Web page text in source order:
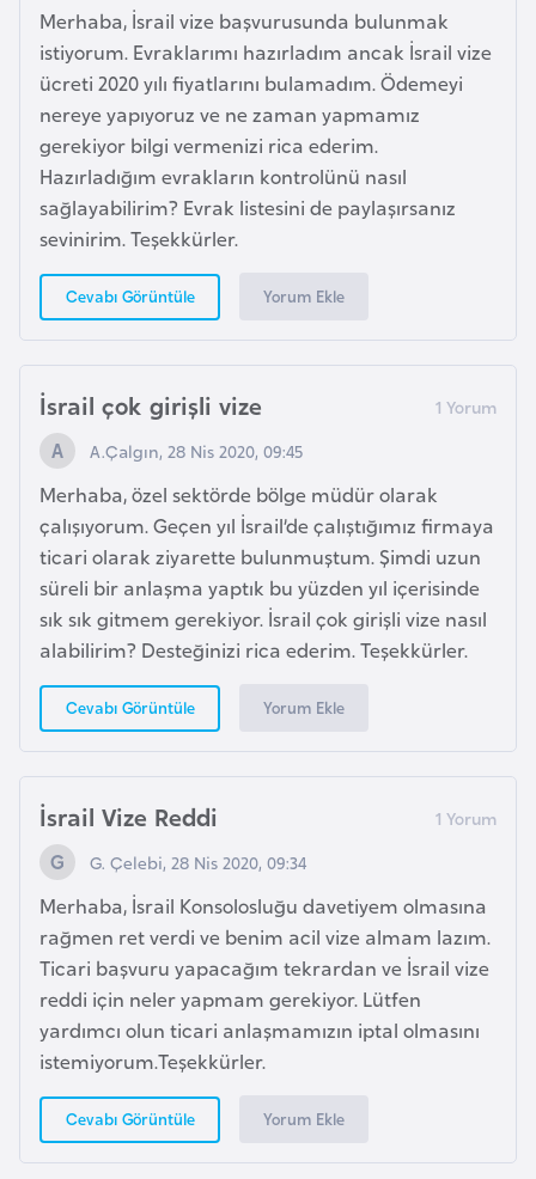
Merhaba, İsrail vize başvurusunda bulunmak
istiyorum. Evraklarımı hazırladım ancak İsrail vize
ücreti 2020 yılı fiyatlarını bulamadım. Ödemeyi
nereye yapıyoruz ve ne zaman yapmamız
gerekiyor bilgi vermenizi rica ederim.
Hazırladığım evrakların kontrolünü nasıl
sağlayabilirim? Evrak listesini de paylaşırsanız
sevinirim. Teşekkürler.
Cevabı Görüntüle Yorum Ekle
İsrail çok girişli vize
A.Çalgın, 28 Nis 2020, 09:45
Merhaba, özel sektörde bölge müdür olarak
çalışıyorum. Geçen yıl İsrail’de çalıştığımız firmaya
ticari olarak ziyarette bulunmuştum. Şimdi uzun
süreli bir anlaşma yaptık bu yüzden yıl içerisinde
sık sık gitmem gerekiyor. İsrail çok girişli vize nasıl
alabilirim? Desteğinizi rica ederim. Teşekkürler.
Cevabı Görüntüle Yorum Ekle
İsrail Vize Reddi
G. Çelebi, 28 Nis 2020, 09:34
Merhaba, İsrail Konsolosluğu davetiyem olmasına
rağmen ret verdi ve benim acil vize almam lazım.
Ticari başvuru yapacağım tekrardan ve İsrail vize
reddi için neler yapmam gerekiyor. Lütfen
yardımcı olun ticari anlaşmamızın iptal olmasını
istemiyorum.Teşekkürler.
Cevabı Görüntüle Yorum Ekle
n
a
d
a
G
ü
n
e
K
o
r
G
ü
n
e
y
S
u
a
n
G
u
y
a
n
a
H
i
n
d